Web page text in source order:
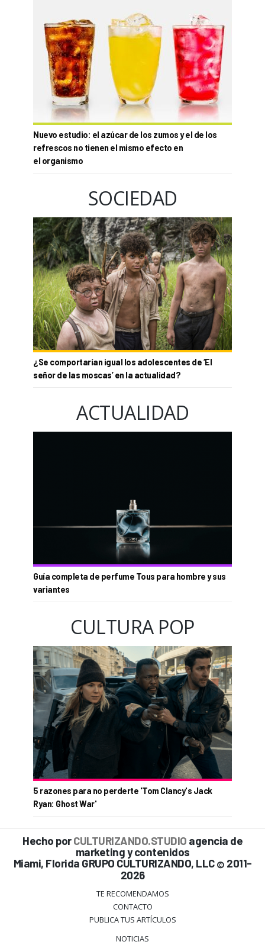
Nuevo estudio: el azúcar de los zumos y el de los
refrescos no tienen el mismo efecto en
el organismo
SOCIEDAD
¿Se comportarían igual los adolescentes de ‘El
señor de las moscas’ en la actualidad?
ACTUALIDAD
Guía completa de perfume Tous para hombre y sus
variantes
CULTURA POP
5 razones para no perderte 'Tom Clancy's Jack
Ryan: Ghost War'
Hecho porCULTURIZANDO.STUDIO agencia de
marketing y contenidos
Miami, Florida GRUPO CULTURIZANDO, LLC © 2011-
2026
TE RECOMENDAMOS
CONTACTO
PUBLICA TUS ARTÍCULOS
NOTICIAS